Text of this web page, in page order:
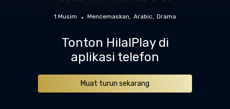
1 Musim Mencemaskan Arabic Drama
Tonton HilalPlay di
aplikasi telefon
Muat turun sekarang